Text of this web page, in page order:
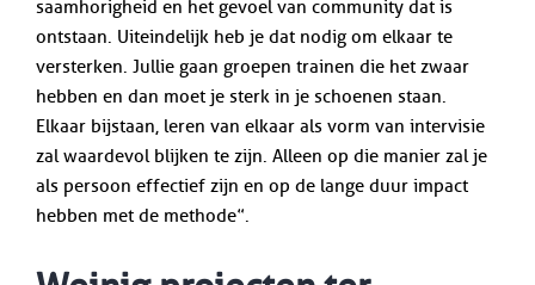
saamhorigheid en het gevoel van community dat is
ontstaan. Uiteindelijk heb je dat nodig om elkaar te
versterken. Jullie gaan groepen trainen die het zwaar
hebben en dan moet je sterk in je schoenen staan.
Elkaar bijstaan, leren van elkaar als vorm van intervisie
zal waardevol blijken te zijn. Alleen op die manier zal je
als persoon effectief zijn en op de lange duur impact
hebben met de methode”.